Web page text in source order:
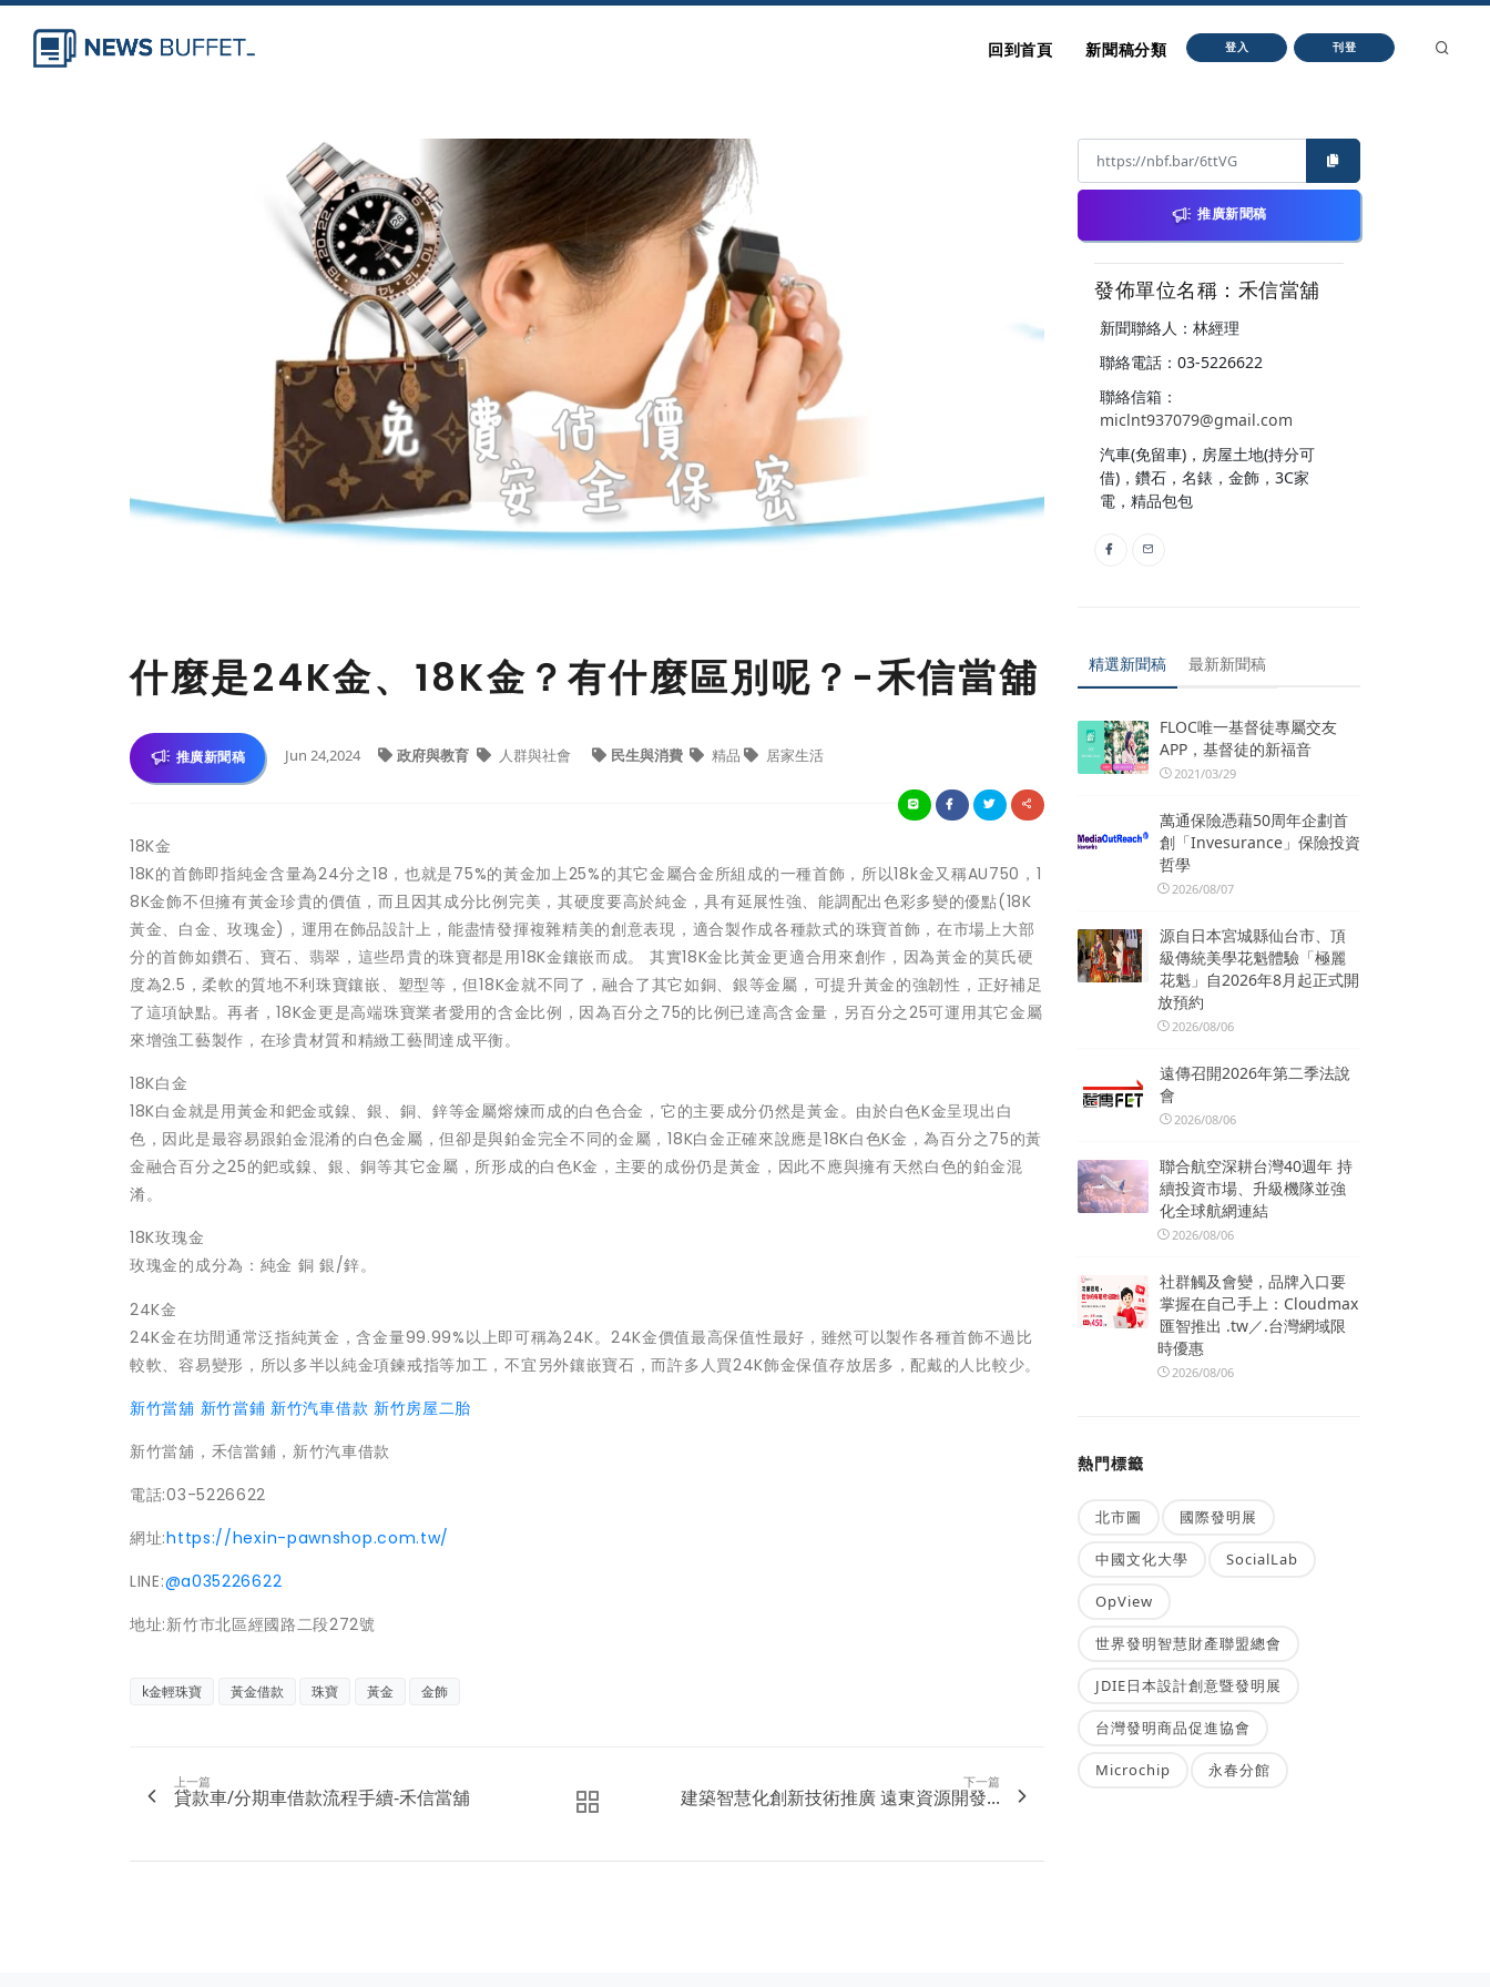
回到首頁 新聞稿分類 登入 刊登
什麼是24K金、18K金？有什麼區別呢？-禾信當舖
推廣新聞稿 Jun 24,2024 政府與教育 人群與社會 民生與消費 精品 居家生活
18K金
18K的首飾即指純金含量為24分之18，也就是75%的黃金加上25%的其它金屬合金所組成的一種首飾，所以18k金又稱AU750，1
8K金飾不但擁有黃金珍貴的價值，而且因其成分比例完美，其硬度要高於純金，具有延展性強、能調配出色彩多變的優點(18K
黃金、白金、玫瑰金)，運用在飾品設計上，能盡情發揮複雜精美的創意表現，適合製作成各種款式的珠寶首飾，在市場上大部
分的首飾如鑽石、寶石、翡翠，這些昂貴的珠寶都是用18K金鑲嵌而成。 其實18K金比黃金更適合用來創作，因為黃金的莫氏硬
度為2.5，柔軟的質地不利珠寶鑲嵌、塑型等，但18K金就不同了，融合了其它如銅、銀等金屬，可提升黃金的強韌性，正好補足
了這項缺點。再者，18K金更是高端珠寶業者愛用的含金比例，因為百分之75的比例已達高含金量，另百分之25可運用其它金屬
來增強工藝製作，在珍貴材質和精緻工藝間達成平衡。
18K白金
18K白金就是用黃金和鈀金或鎳、銀、銅、鋅等金屬熔煉而成的白色合金，它的主要成分仍然是黃金。由於白色K金呈現出白
色，因此是最容易跟鉑金混淆的白色金屬，但卻是與鉑金完全不同的金屬，18K白金正確來說應是18K白色K金，為百分之75的黃
金融合百分之25的鈀或鎳、銀、銅等其它金屬，所形成的白色K金，主要的成份仍是黃金，因此不應與擁有天然白色的鉑金混
淆。
18K玫瑰金
玫瑰金的成分為：純金 銅 銀/鋅。
24K金
24K金在坊間通常泛指純黃金，含金量99.99%以上即可稱為24K。24K金價值最高保值性最好，雖然可以製作各種首飾不過比
較軟、容易變形，所以多半以純金項鍊戒指等加工，不宜另外鑲嵌寶石，而許多人買24K飾金保值存放居多，配戴的人比較少。
新竹當舖 新竹當鋪 新竹汽車借款 新竹房屋二胎
新竹當舖，禾信當鋪，新竹汽車借款
電話:03-5226622
網址:https://hexin-pawnshop.com.tw/
LINE:@a035226622
地址:新竹市北區經國路二段272號
k金輕珠寶 黃金借款 珠寶 黃金 金飾
上一篇
貸款車/分期車借款流程手續-禾信當舖
下一篇
建築智慧化創新技術推廣 遠東資源開發...
推廣新聞稿
發佈單位名稱：禾信當舖
新聞聯絡人：林經理
聯絡電話：03-5226622
聯絡信箱：
miclnt937079@gmail.com
汽車(免留車)，房屋土地(持分可
借)，鑽石，名錶，金飾，3C家
電，精品包包
精選新聞稿 最新新聞稿
FLOC唯一基督徒專屬交友
APP，基督徒的新福音
2021/03/29
萬通保險憑藉50周年企劃首
創「Invesurance」保險投資
哲學
2026/08/07
源自日本宮城縣仙台市、頂
級傳統美學花魁體驗「極麗
花魁」自2026年8月起正式開
放預約
2026/08/06
遠傳召開2026年第二季法說
會
2026/08/06
聯合航空深耕台灣40週年 持
續投資市場、升級機隊並強
化全球航網連結
2026/08/06
社群觸及會變，品牌入口要
掌握在自己手上：Cloudmax
匯智推出 .tw／.台灣網域限
時優惠
2026/08/06
熱門標籤
北市圖 國際發明展
中國文化大學 SocialLab
OpView
世界發明智慧財產聯盟總會
JDIE日本設計創意暨發明展
台灣發明商品促進協會
Microchip 永春分館